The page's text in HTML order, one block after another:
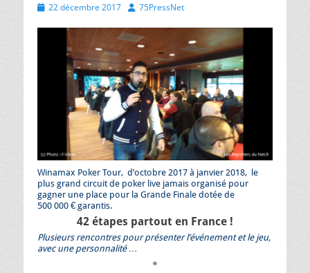
Posted
22 décembre 2017 Author
75PressNet
Winamax Poker Tour, d’octobre 2017 à janvier 2018, le
plus grand circuit de poker live jamais organisé pour
gagner une place pour la Grande Finale dotée de
500 000 € garantis.
42 étapes partout en France !
Plusieurs rencontres pour présenter l’événement et le jeu,
avec une personnalité …
*